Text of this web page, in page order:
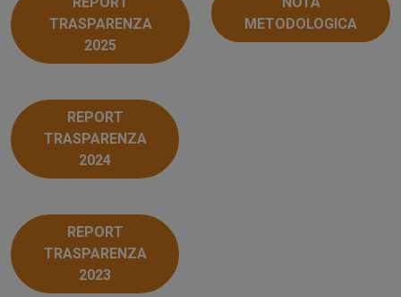
TRASPARENZA
2025
METODOLOGICA
REPORT
TRASPARENZA
2024
REPORT
TRASPARENZA
2023